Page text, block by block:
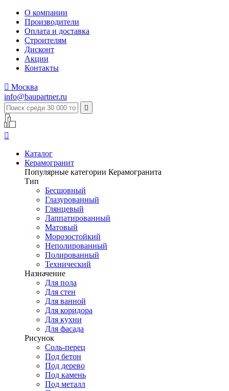
О компании
Производители
Оплата и доставка
Строителям
Дисконт
Акции
Контакты
 Москва
info@baupartner.ru


Каталог
Керамогранит
Популярные категории Керамогранита
Тип
Бесшовный
Глазурованный
Глянцевый
Лаппатированный
Матовый
Морозостойкий
Неполированный
Полированный
Технический
Назначение
Для пола
Для стен
Для ванной
Для коридора
Для кухни
Для фасада
Рисунок
Соль-перец
Под бетон
Под дерево
Под камень
Под металл